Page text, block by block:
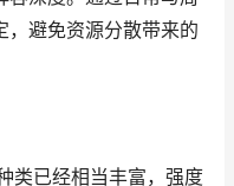
，避免资源分散带来的
类已经相当丰富，强度